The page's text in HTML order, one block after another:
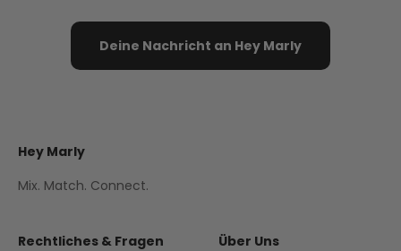
Deine Nachricht an Hey Marly
Hey Marly
Mix. Match. Connect.
Rechtliches & Fragen
Über Uns